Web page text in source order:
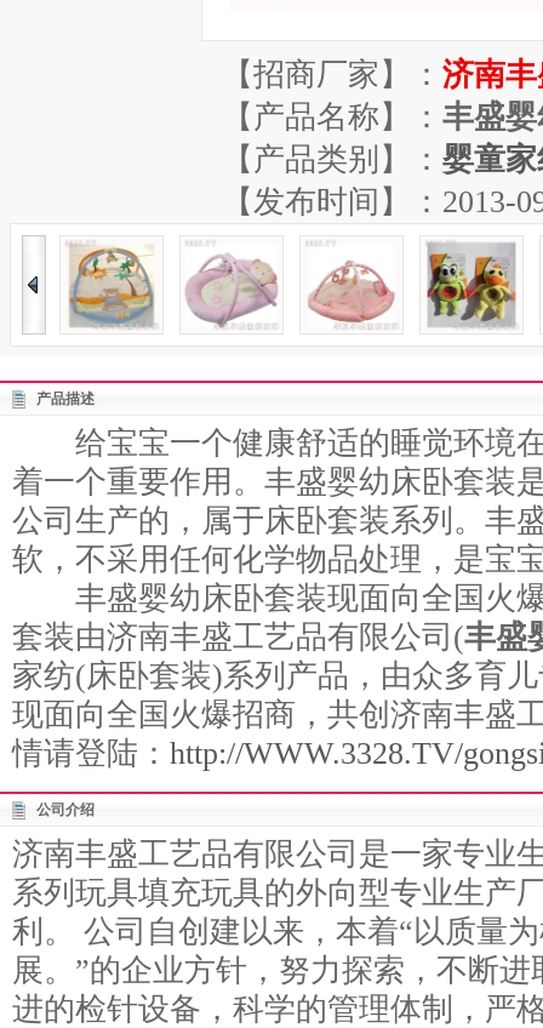
【招商厂家】： 济南
【产品名称】： 丰盛
【产品类别】： 婴童
【发布时间】：2013-
产品描述
给宝宝一个健康舒适的睡觉环境
着一个重要作用。丰盛婴幼床卧套装
公司生产的，属于床卧套装系列。丰
软，不采用任何化学物品处理，是宝
丰盛婴幼床卧套装现面向全国火
套装由济南丰盛工艺品有限公司(丰盛
家纺(床卧套装)系列产品，由众多育
现面向全国火爆招商，共创济南丰盛
情请登陆： http://WWW.3328.TV/
公司介绍
济南丰盛工艺品有限公司是一家专业
系列玩具填充玩具的外向型专业生产
利。 公司自创建以来，本着“以质量
展。”的企业方针，努力探索，不断
进的检针设备，科学的管理体制，严